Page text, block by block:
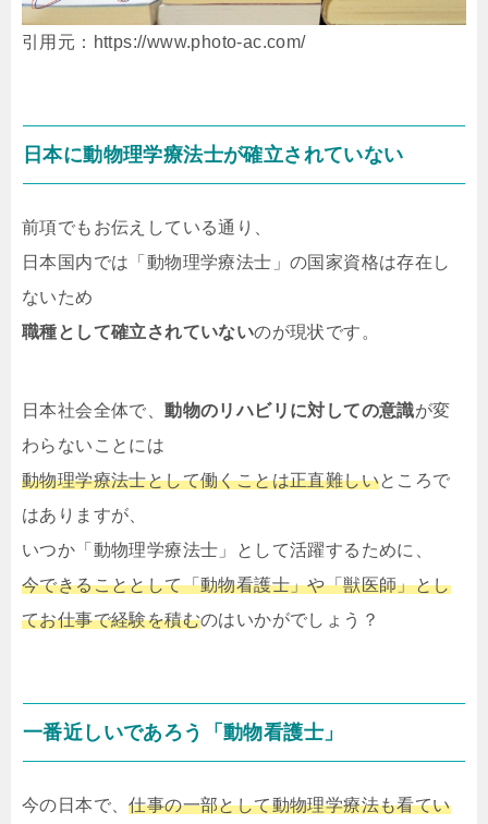
引用元：https://www.photo-ac.com/
日本に動物理学療法士が確立されていない
前項でもお伝えしている通り、
日本国内では「動物理学療法士」の国家資格は存在し
ないため
職種として確立されていないのが現状です。
日本社会全体で、動物のリハビリに対しての意識が変
わらないことには
動物理学療法士として働くことは正直難しいところで
はありますが、
いつか「動物理学療法士」として活躍するために、
今できることとして「動物看護士」や「獣医師」とし
てお仕事で経験を積むのはいかがでしょう？
一番近しいであろう「動物看護士」
今の日本で、仕事の一部として動物理学療法も看てい